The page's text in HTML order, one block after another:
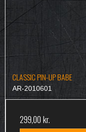
CLASSIC PIN-UP BABE
AR-2010601
299,00 kr.